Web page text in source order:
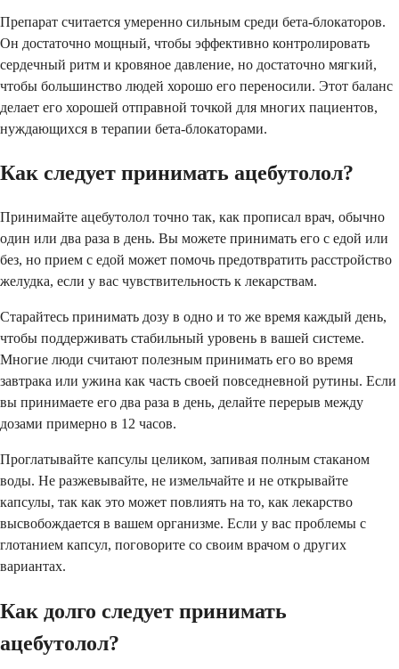
Препарат считается умеренно сильным среди бета-блокаторов.
Он достаточно мощный, чтобы эффективно контролировать
сердечный ритм и кровяное давление, но достаточно мягкий,
чтобы большинство людей хорошо его переносили. Этот баланс
делает его хорошей отправной точкой для многих пациентов,
нуждающихся в терапии бета-блокаторами.
Как следует принимать ацебутолол?
Принимайте ацебутолол точно так, как прописал врач, обычно
один или два раза в день. Вы можете принимать его с едой или
без, но прием с едой может помочь предотвратить расстройство
желудка, если у вас чувствительность к лекарствам.
Старайтесь принимать дозу в одно и то же время каждый день,
чтобы поддерживать стабильный уровень в вашей системе.
Многие люди считают полезным принимать его во время
завтрака или ужина как часть своей повседневной рутины. Если
вы принимаете его два раза в день, делайте перерыв между
дозами примерно в 12 часов.
Проглатывайте капсулы целиком, запивая полным стаканом
воды. Не разжевывайте, не измельчайте и не открывайте
капсулы, так как это может повлиять на то, как лекарство
высвобождается в вашем организме. Если у вас проблемы с
глотанием капсул, поговорите со своим врачом о других
вариантах.
Как долго следует принимать
ацебутолол?